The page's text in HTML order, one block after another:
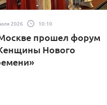
2026 10:10
прошел форум
Нового